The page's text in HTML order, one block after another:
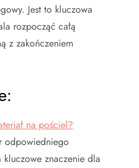
Jest to kluczowa
rozpocząć całą
z zakończeniem
na pościel?
odpowiedniego
kluczowe znaczenie dla